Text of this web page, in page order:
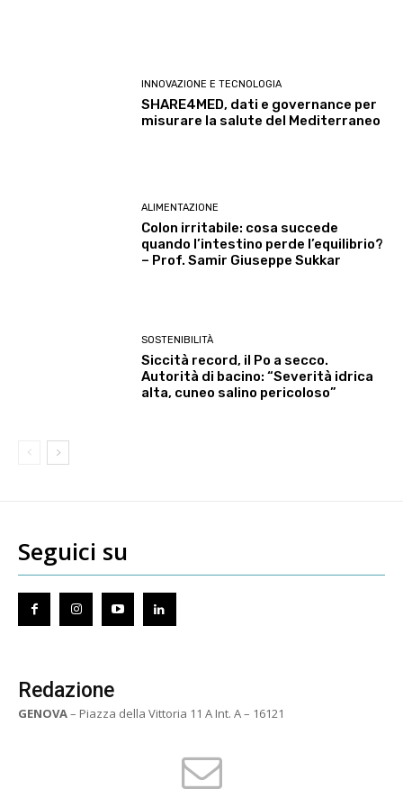
INNOVAZIONE E TECNOLOGIA
SHARE4MED, dati e governance per
misurare la salute del Mediterraneo
ALIMENTAZIONE
Colon irritabile: cosa succede
quando l’intestino perde l’equilibrio?
– Prof. Samir Giuseppe Sukkar
SOSTENIBILITÀ
Siccità record, il Po a secco.
Autorità di bacino: “Severità idrica
alta, cuneo salino pericoloso”
Seguici su
Redazione
GENOVA– Piazza della Vittoria 11 A Int. A – 16121